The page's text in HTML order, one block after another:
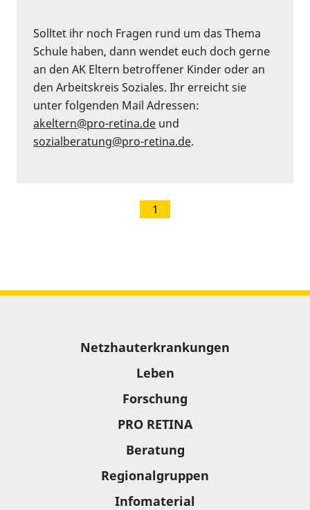
Solltet ihr noch Fragen rund um das Thema
Schule haben, dann wendet euch doch gerne
an den AK Eltern betroffener Kinder oder an
den Arbeitskreis Soziales. Ihr erreicht sie
unter folgenden Mail Adressen:
akeltern@pro-retina.de und
sozialberatung@pro-retina.de.
1
Netzhauterkrankungen
Leben
Forschung
PRO RETINA
Beratung
Regionalgruppen
Infomaterial